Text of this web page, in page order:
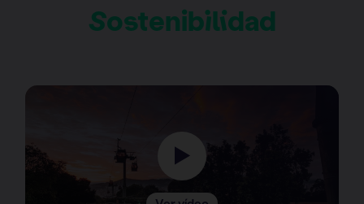
Sostenibilidad